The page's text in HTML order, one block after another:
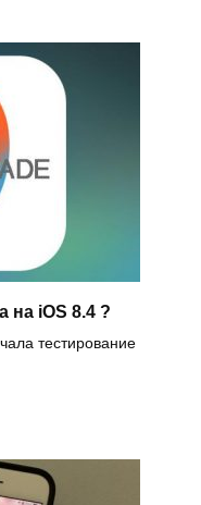
на iOS 8.4 ?
тестирование